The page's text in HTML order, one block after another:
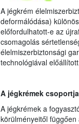
A jégkrém
deformálódása)
előfordulhatott-e az
csomagolás
élelmiszerbiztonsági
technológiával
A jégkrémek
A jégkrémek a
körülményeitől